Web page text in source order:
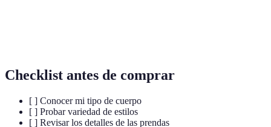
Checklist antes de comprar
[ ] Conocer mi tipo de cuerpo
[ ] Probar variedad de estilos
[ ] Revisar los detalles de las prendas